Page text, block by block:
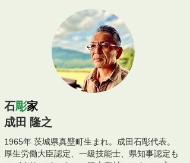
石彫家
成田 隆之
1965年 茨城県真壁町生まれ。成田石彫代表。
厚生労働大臣認定、一級技能士、県知事認定も